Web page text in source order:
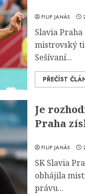
FILIP JANÁS
Slavia
mistrovský
Sešívaní...
PŘEČÍST
Je
Praha
FILIP JANÁS
SK Slavia
obhájila
právu...